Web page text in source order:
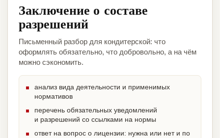
Заключение о составе
разрешений
Письменный разбор для кондитерской: что
оформлять обязательно, что добровольно, а на чём
можно сэкономить.
анализ вида деятельности и применимых
нормативов
перечень обязательных уведомлений
и разрешений со ссылками на нормы
ответ на вопрос о лицензии: нужна или нет и по